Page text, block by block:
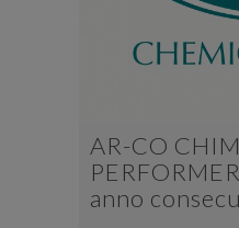
AR-CO
anno